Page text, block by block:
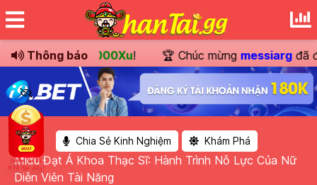
Thông báo
180.000Xu! 🏆 Chúc mừngmessiarg đã đổi
Chia Sẻ Kinh Nghiệm Khám Phá
Midu Đạt Á Khoa Thạc Sĩ: Hành Trình Nỗ Lực Của Nữ
Diễn Viên Tài Năng